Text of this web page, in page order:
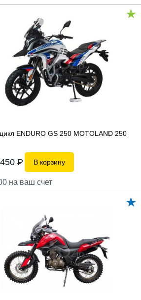
ENDURO GS 250 MOTOLAND 250
P В корзину
на ваш счет